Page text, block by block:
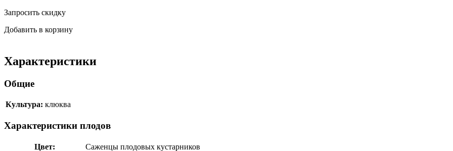
Запросить скидку
Добавить в корзину
Характеристики
Общие
Культура: клюква
Характеристики плодов
Цвет: Саженцы плодовых кустарников